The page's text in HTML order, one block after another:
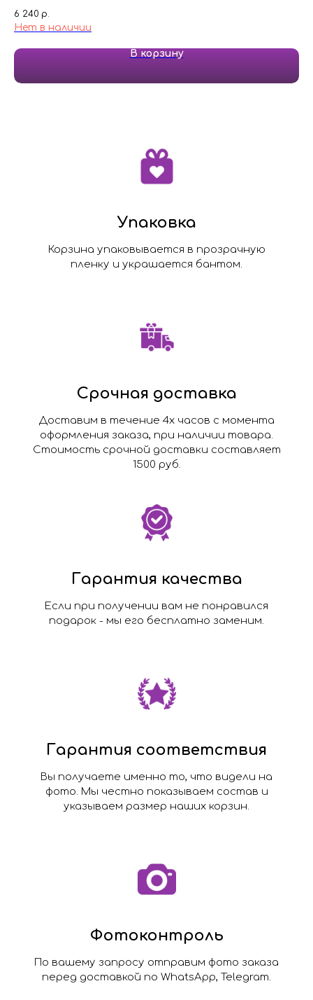
6 240 р.
Нет в наличии
В корзину
Упаковка
Корзина упаковывается в прозрачную
пленку и украшается бантом.
Срочная доставка
Доставим в течение 4х часов с момента
оформления заказа, при наличии товара.
Стоимость срочной доставки составляет
1500 руб.
Гарантия качества
Если при получении вам не понравился
подарок - мы его бесплатно заменим.
Гарантия соответствия
Вы получаете именно то, что видели на
фото. Мы честно показываем состав и
указываем размер наших корзин.
Фотоконтроль
По вашему запросу отправим фото заказа
перед доставкой по WhatsApp, Telegram.